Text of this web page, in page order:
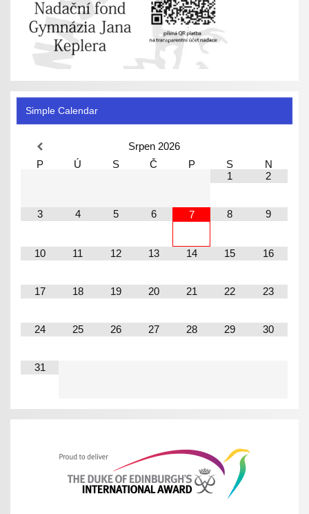
Simple Calendar
Srpen 2026
P
Ú S Č P S
N
1
2
3 4 5 6 7 8 9
10 11 12 13 14 15 16
17 18 19 20 21 22 23
24 25 26 27 28 29 30
31